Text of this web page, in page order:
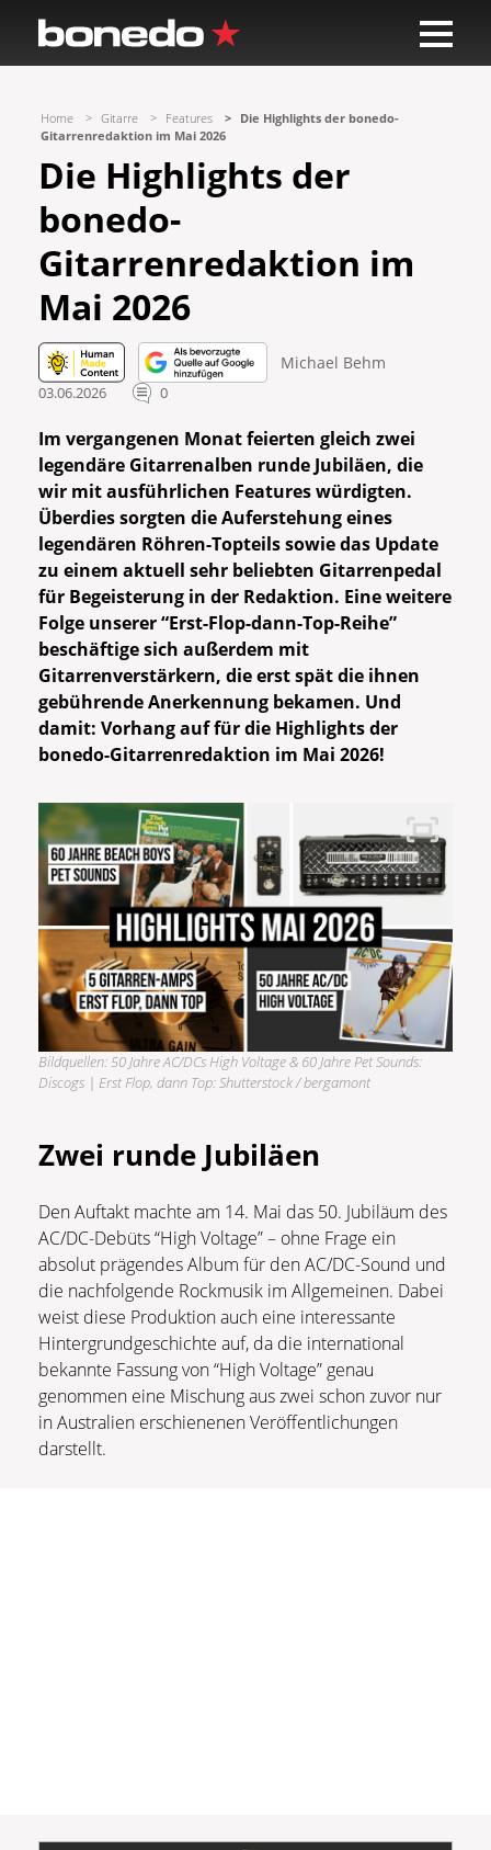
Home Gitarre Features
Die Highlights der bonedo-
Gitarrenredaktion im Mai 2026
Die Highlights der
bonedo-
Gitarrenredaktion im
Mai 2026
Michael Behm
03.06.2026 0
Im vergangenen Monat feierten gleich zwei
legendäre Gitarrenalben runde Jubiläen, die
wir mit ausführlichen Features würdigten.
Überdies sorgten die Auferstehung eines
legendären Röhren-Topteils sowie das Update
zu einem aktuell sehr beliebten Gitarrenpedal
für Begeisterung in der Redaktion. Eine weitere
Folge unserer “Erst-Flop-dann-Top-Reihe”
beschäftige sich außerdem mit
Gitarrenverstärkern, die erst spät die ihnen
gebührende Anerkennung bekamen. Und
damit: Vorhang auf für die Highlights der
bonedo-Gitarrenredaktion im Mai 2026!
Bildquellen: 50 Jahre AC/DCs High Voltage & 60 Jahre Pet Sounds:
Discogs | Erst Flop, dann Top: Shutterstock / bergamont
Zwei runde Jubiläen
Den Auftakt machte am 14. Mai das 50. Jubiläum des
AC/DC-Debüts “High Voltage” – ohne Frage ein
absolut prägendes Album für den AC/DC-Sound und
die nachfolgende Rockmusik im Allgemeinen. Dabei
weist diese Produktion auch eine interessante
Hintergrundgeschichte auf, da die international
bekannte Fassung von “High Voltage” genau
genommen eine Mischung aus zwei schon zuvor nur
in Australien erschienenen Veröffentlichungen
darstellt.